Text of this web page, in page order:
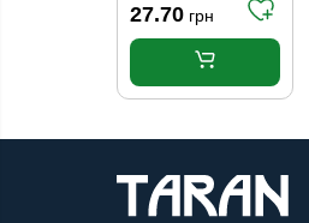
27.70 грн